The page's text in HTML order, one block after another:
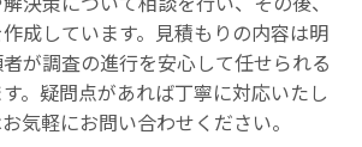
成しています。見積もりの内容は明
が調査の進行を安心して任せられる
。疑問点があれば丁寧に対応いたし
気軽にお問い合わせください。